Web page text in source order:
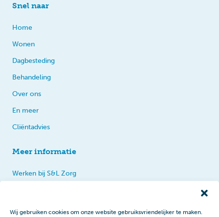
Wij gebruiken cookies om onze website gebruiksvriendelijker te maken.
Snel naar
Home
Wonen
Dagbesteding
Behandeling
Over ons
En meer
Cliëntadvies
Meer informatie
Werken bij S&L Zorg